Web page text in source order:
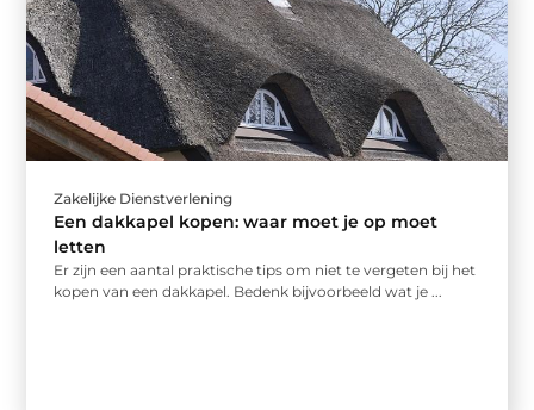
Zakelijke Dienstverlening
Een dakkapel kopen: waar moet je op moet
letten
Er zijn een aantal praktische tips om niet te vergeten bij het
kopen van een dakkapel. Bedenk bijvoorbeeld wat je ...